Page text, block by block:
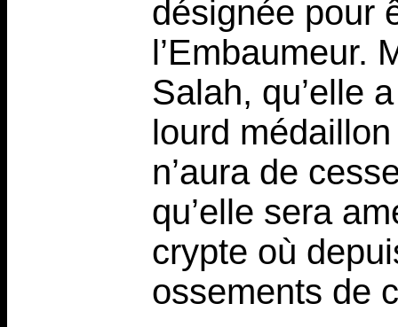
désignée pour
l’Embaumeur.
Salah, qu’elle
lourd
n’aura de
qu’elle sera
crypte où
ossements de